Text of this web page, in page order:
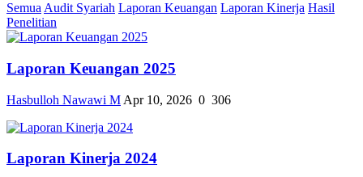
Semua Audit Syariah Laporan Keuangan Laporan Kinerja Hasil
Penelitian
Laporan Keuangan 2025
Hasbulloh Nawawi M Apr 10, 2026 0 306
Laporan Kinerja 2024